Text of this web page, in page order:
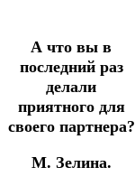
А что вы в
последний раз
делали
приятного для
своего партнера?
М. Зелина.